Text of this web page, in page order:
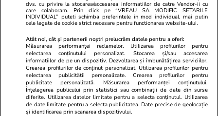
GSP.ro
Trucul interesant prin care Adrian
Cristea spune că seduce femeile:
„Dacă faci asta, e jumătate
cucerită”
GSP.ro
Distracție
Georgina
nunta cu
dvs. cu privire la stocarea/accesarea informatiilor de catre Vendor-ii cu
care colaboram. Prin click pe “VREAU SA MODIFIC SETARILE
INDIVIDUAL” puteti schimba preferintele in mod individual, mai putin
cele legate de cookie strict necesare pentru functionarea website-ului.
Atât noi, cât și partenerii noștri prelucrăm datele pentru a oferi:
Măsurarea performanței reclamelor. Utilizarea profilurilor pentru
selectarea conținutului personalizat. Stocarea și/sau accesarea
informațiilor de pe un dispozitiv. Dezvoltarea și îmbunătățirea serviciilor.
Crearea profilurilor de conținut personalizat. Utilizarea profilurilor pentru
selectarea publicității personalizate. Crearea profilurilor pentru
publicitate personalizată. Măsurarea performanței conținutului.
Înțelegerea publicului prin statistici sau combinații de date din surse
diferite. Utilizarea datelor limitate pentru a selecta conținutul. Utilizarea
de date limitate pentru a selecta publicitatea. Date precise de geolocație
și identificarea prin scanarea dispozitivului.